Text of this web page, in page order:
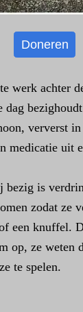
Doneren
werk achter
dag
ververst
medicatie uit
bezig is
zodat ze
een knuffel.
op, ze weten
te spelen.